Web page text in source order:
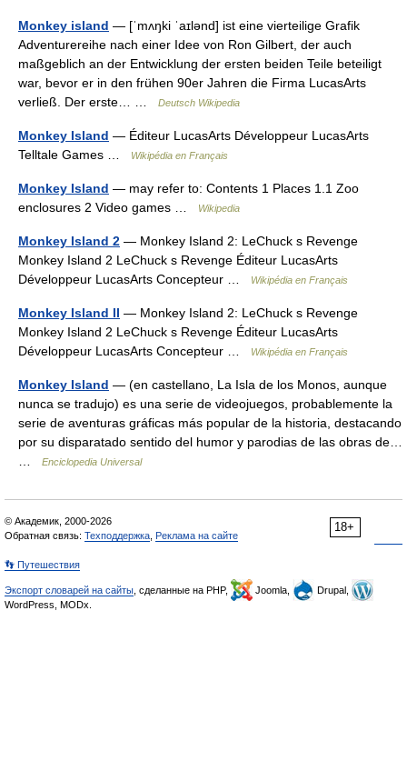
Monkey island — [ˈmʌŋki ˈaɪlənd] ist eine vierteilige Grafik
Adventurereihe nach einer Idee von Ron Gilbert, der auch
maßgeblich an der Entwicklung der ersten beiden Teile beteiligt
war, bevor er in den frühen 90er Jahren die Firma LucasArts
verließ. Der erste… …
Deutsch Wikipedia
Monkey Island — Éditeur LucasArts Développeur LucasArts
Telltale Games …
Wikipédia en Français
Monkey Island — may refer to: Contents 1 Places 1.1 Zoo
enclosures 2 Video games …
Wikipedia
Monkey Island 2 — Monkey Island 2: LeChuck s Revenge
Monkey Island 2 LeChuck s Revenge Éditeur LucasArts
Développeur LucasArts Concepteur …
Wikipédia en Français
Monkey Island II — Monkey Island 2: LeChuck s Revenge
Monkey Island 2 LeChuck s Revenge Éditeur LucasArts
Développeur LucasArts Concepteur …
Wikipédia en Français
Monkey Island — (en castellano, La Isla de los Monos, aunque
nunca se tradujo) es una serie de videojuegos, probablemente la
serie de aventuras gráficas más popular de la historia, destacando
por su disparatado sentido del humor y parodias de las obras de…
Enciclopedia Universal
18+
© Академик, 2000-2026
Обратная связь: Техподдержка Реклама на сайте
👣 Путешествия
Экспорт словарей на сайты , сделанные на PHP, Joomla,
Drupal,
WordPress, MODx.